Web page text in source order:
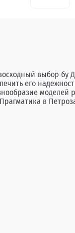
выбор
его
в